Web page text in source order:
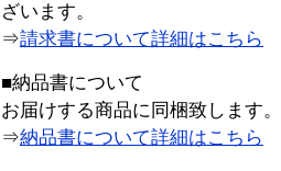
ざいます。
⇒請求書について詳細はこちら
■納品書について
お届けする商品に同梱致します。
⇒納品書について詳細はこちら